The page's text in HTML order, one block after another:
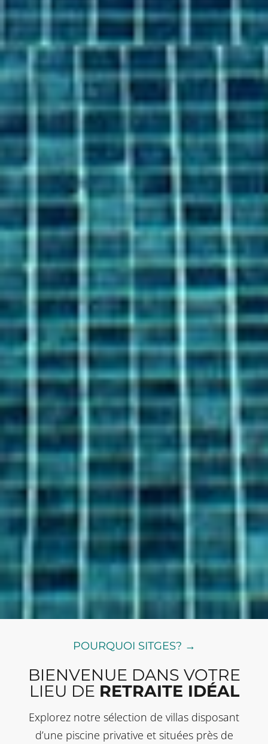
POURQUOI SITGES? →
BIENVENUE DANS VOTRE
LIEU DE RETRAITE IDÉAL
Explorez notre sélection de villas disposant
d’une piscine privative et situées près de